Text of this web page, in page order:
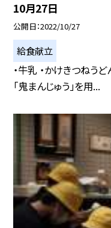
10月27日
公開日 2022/10/27
給食献立
・牛乳 ・かけきつねう
「鬼まんじゅう」を用...